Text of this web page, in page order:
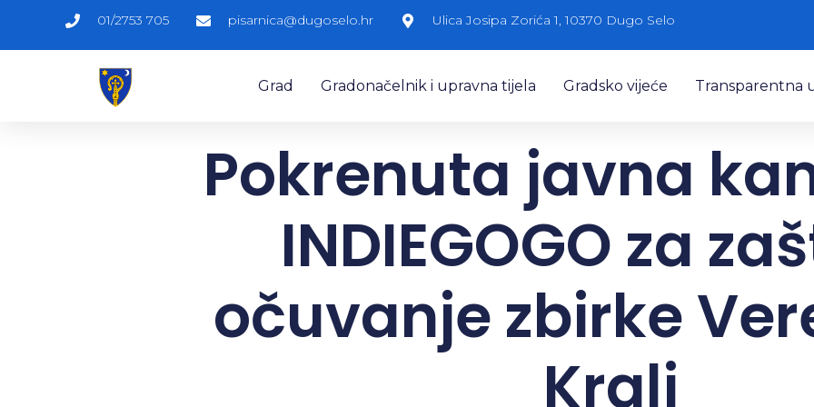
01/2753 705 pisarnica@dugoselo.hr Ulica Josipa Zorića 1, 10370 Dugo Selo
Grad Gradonačelnik i upravna tijela Gradsko vijeće Transparentna
Pokrenuta javna
INDIEGOGO za
očuvanje zbirke
Kralj